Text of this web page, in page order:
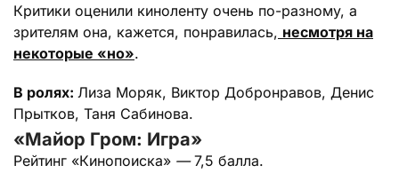
Критики оценили киноленту очень по-разному, а
зрителям она, кажется, понравилась, несмотря на
некоторые «но».
В ролях: Лиза Моряк, Виктор Добронравов, Денис
Прытков, Таня Сабинова.
«Майор Гром: Игра»
Рейтинг «Кинопоиска» —7,5 балла.